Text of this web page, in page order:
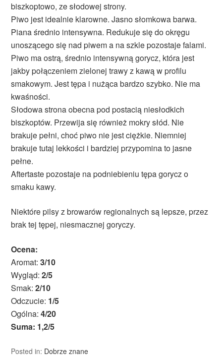
biszkoptowo, ze słodowej strony.
Piwo jest idealnie klarowne. Jasno słomkowa barwa.
Piana średnio intensywna. Redukuje się do okręgu
unoszącego się nad piwem a na szkle pozostaje falami.
Piwo ma ostrą, średnio intensywną gorycz, która jest
jakby połączeniem zielonej trawy z kawą w profilu
smakowym. Jest tępa i nużąca bardzo szybko. Nie ma
kwaśności.
Słodowa strona obecna pod postacią niesłodkich
biszkoptów. Przewija się również mokry słód. Nie
brakuje pełni, choć piwo nie jest ciężkie. Niemniej
brakuje tutaj lekkości i bardziej przypomina to jasne
pełne.
Aftertaste pozostaje na podniebieniu tępa gorycz o
smaku kawy.
Niektóre pilsy z browarów regionalnych są lepsze, przez
brak tej tępej, niesmacznej goryczy.
Ocena:
Aromat:3/10
Wygląd:2/5
Smak:2/10
Odczucie: 1/5
Ogólna:4/20
Suma: 1,2/5
Posted in: Dobrze znane